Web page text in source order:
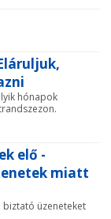
hónapok
elő -
miatt
üzeneteket